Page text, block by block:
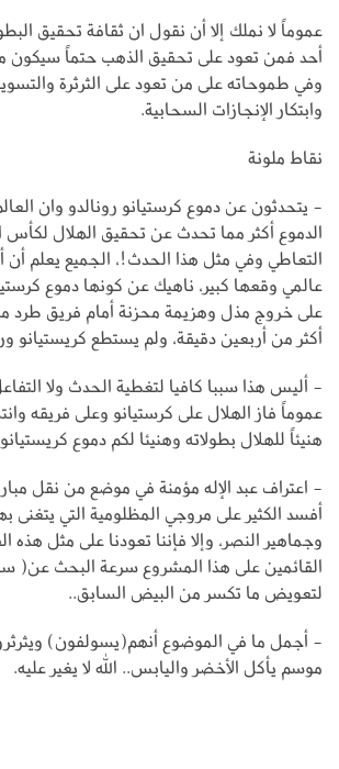
عموماً لا نملك إلا أن نقول ان ثقافة تحقيق
أحد فمن تعود على تحقيق الذهب حتماً سيكون
وفي طموحاته على من تعود على الثرثرة
وابتكار الإنجازات السحابية.
نقاط ملونة
- يتحدثون عن دموع كرستيانو رونالدو وان
الدموع أكثر مما تحدث عن تحقيق الهلال
التعاطي وفي مثل هذا الحدث!، الجميع يعلم
عالمي وقعها كبير، ناهيك عن كونها دموع
على خروج مذل وهزيمة محزنة أمام فريق طرد
أكثر من أربعين دقيقة، ولم يستطع كريستيانو
- أليس هذا سببا كافيا لتغطية الحدث ولا
عموماً فاز الهلال على كرستيانو وعلى فريقه
هنيئاً للهلال بطولاته وهنيئا لكم دموع
- اعتراف عبد الإله مؤمنة في موضع من نقل
أفسد الكثير على مروجي المظلومية التي يتغنى
وجماهير النصر، وإلا فإننا تعودنا على مثل
القائمين على هذا المشروع سرعة البحث عن(
لتعويض ما تكسر من البيض السابق..
- أجمل ما في الموضوع أنهم(يسولفون)
موسم يأكل الأخضر واليابس.. الله لا يغير عليه.